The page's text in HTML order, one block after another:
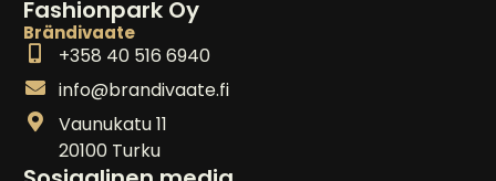
Fashionpark Oy
Brändivaate
+358 40 516 6940
info@brandivaate.fi
Vaunukatu 11
20100 Turku